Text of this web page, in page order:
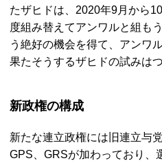
たザヒドは、2020年9月から
度組み替えてアンワルと組も
う絶好の機会を得て、アンワ
果たそうするザヒドの試みは
新政権の構成
新たな連立政権には旧連立与
GPS、GRSが加わっており、